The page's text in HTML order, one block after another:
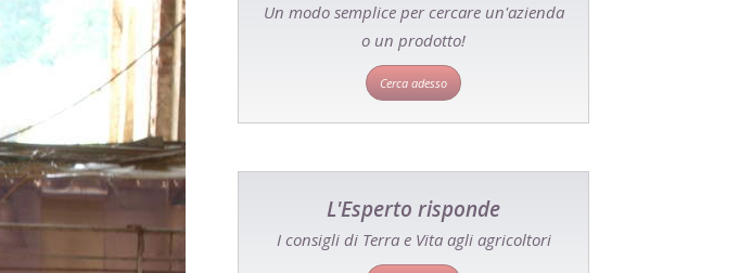
Un modo semplice per cercare un'azienda
o un prodotto!
Cerca adesso
L'Esperto risponde
I consigli di Terra e Vita agli agricoltori